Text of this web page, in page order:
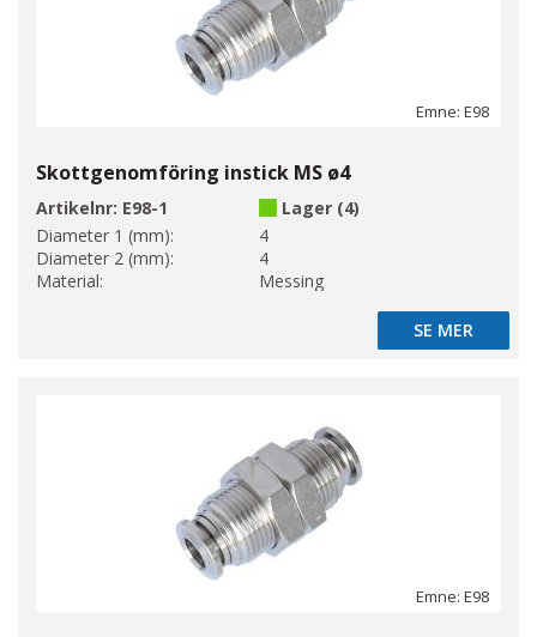
Emne: E98
Skottgenomföring instick MS ø4
Artikelnr: E98-1
Lager (4)
Diameter 1 (mm):
4
Diameter 2 (mm):
4
Material:
Messing
SE MER
SE MER
Emne: E98